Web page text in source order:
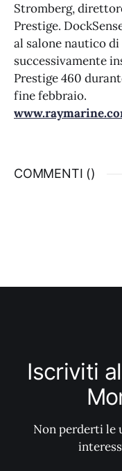
Stromberg,
Prestige.
al salone nautico
successivamente
Prestige 460
fine febbraio.
COMMENTI ()
Iscriviti
Non perderti le